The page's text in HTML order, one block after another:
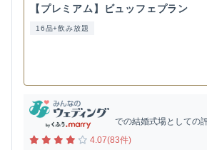
【プレミアム】ビュッフェプラン
16品+飲み放題
での結婚式場としての
4.07(83件)